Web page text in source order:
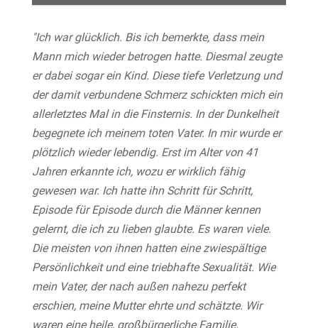
"Ich war glücklich. Bis ich bemerkte, dass mein
Mann mich wieder betrogen hatte. Diesmal zeugte
er dabei sogar ein Kind. Diese tiefe Verletzung und
der damit verbundene Schmerz schickten mich ein
allerletztes Mal in die Finsternis. In der Dunkelheit
begegnete ich meinem toten Vater. In mir wurde er
plötzlich wieder lebendig. Erst im Alter von 41
Jahren erkannte ich, wozu er wirklich fähig
gewesen war. Ich hatte ihn Schritt für Schritt,
Episode für Episode durch die Männer kennen
gelernt, die ich zu lieben glaubte. Es waren viele.
Die meisten von ihnen hatten eine zwiespältige
Persönlichkeit und eine triebhafte Sexualität. Wie
mein Vater, der nach außen nahezu perfekt
erschien, meine Mutter ehrte und schätzte. Wir
waren eine heile, großbürgerliche Familie.